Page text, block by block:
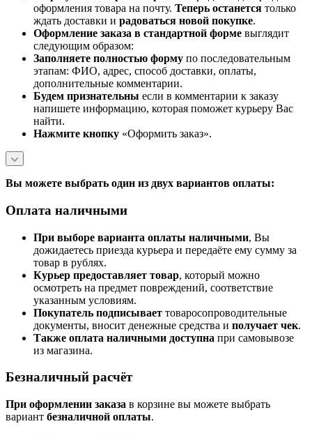
оформления товара на почту. Теперь останется только
ждать доставки и радоваться новой покупке.
Оформление заказа в стандартной форме выглядит
следующим образом:
Заполняете полностью форму по последовательным
этапам: ФИО, адрес, способ доставки, оплаты,
дополнительные комментарии.
Будем признательны если в комментарии к заказу
напишете информацию, которая поможет курьеру Вас
найти.
Нажмите кнопку «Оформить заказ».
Вы можете выбрать один из двух вариантов оплаты:
Оплата наличными
При выборе варианта оплаты наличными, Вы
дожидаетесь приезда курьера и передаёте ему сумму за
товар в рублях.
Курьер предоставляет товар, который можно
осмотреть на предмет повреждений, соответствие
указанным условиям.
Покупатель подписывает товаросопроводительные
документы, вносит денежные средства и получает чек.
Также оплата наличными доступна при самовывозе
из магазина.
Безналичный расчёт
При оформлении заказа в корзине вы можете выбрать
вариант безналичной оплаты.